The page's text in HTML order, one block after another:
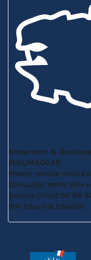
Showroom &
PLOUMAGOAR
Prenez rendez-vous
Consultez notre aide
Service Client 02 96
Voir tous nos horaires